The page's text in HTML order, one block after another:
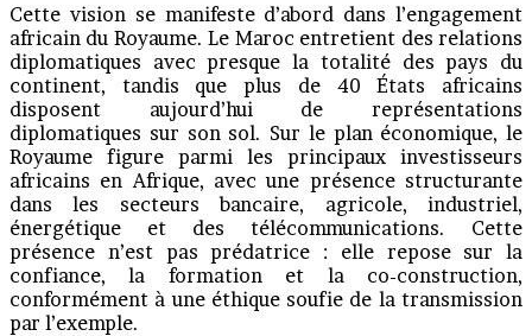
Cette vision se manifeste d’abord dans l’engagement
africain du Royaume. Le Maroc entretient des relations
diplomatiques avec presque la totalité des pays du
continent, tandis que plus de 40 États africains
disposent aujourd’hui de représentations
diplomatiques sur son sol. Sur le plan économique, le
Royaume figure parmi les principaux investisseurs
africains en Afrique, avec une présence structurante
dans les secteurs bancaire, agricole, industriel,
énergétique et des télécommunications. Cette
présence n’est pas prédatrice : elle repose sur la
confiance, la formation et la co-construction,
conformément à une éthique soufie de la transmission
par l’exemple.